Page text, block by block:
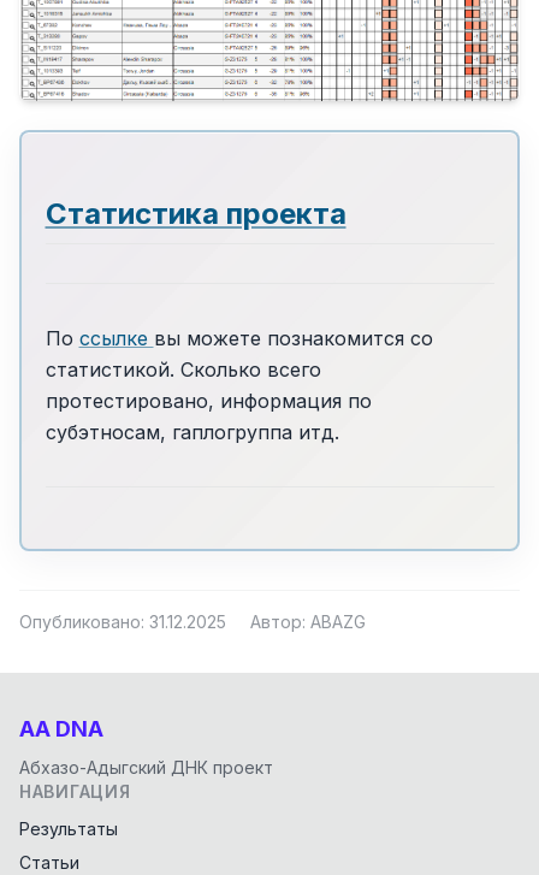
Статистика проекта
По ссылке вы можете познакомится со
статистикой. Сколько всего
протестировано, информация по
субэтносам, гаплогруппа итд.
Опубликовано: 31.12.2025 Автор: ABAZG
AA DNA
Абхазо-Адыгский ДНК проект
НАВИГАЦИЯ
Результаты
Статьи